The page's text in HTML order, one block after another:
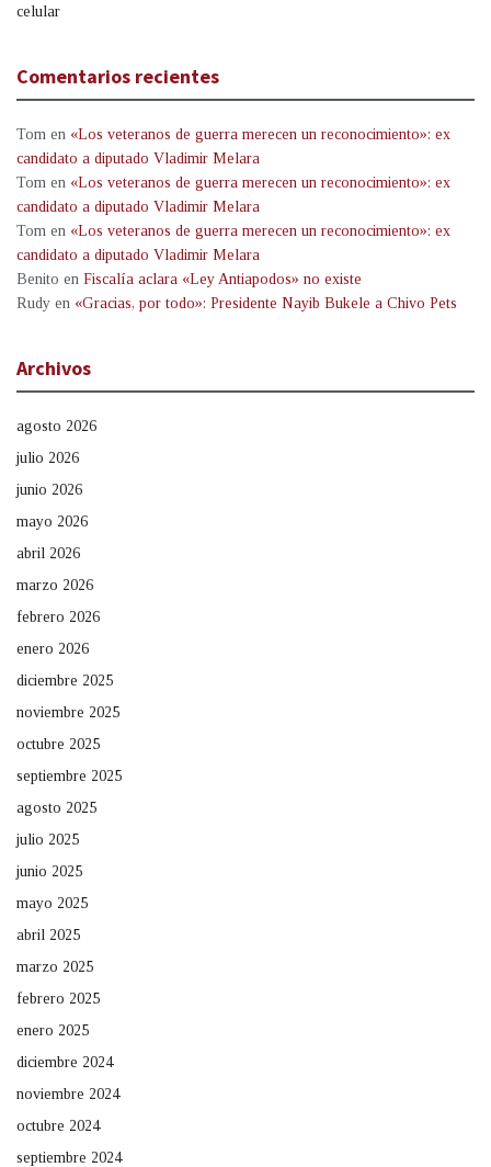
celular
Comentarios recientes
Tom en «Los veteranos de guerra merecen un reconocimiento»: ex
candidato a diputado Vladimir Melara
Tom en «Los veteranos de guerra merecen un reconocimiento»: ex
candidato a diputado Vladimir Melara
Tom en «Los veteranos de guerra merecen un reconocimiento»: ex
candidato a diputado Vladimir Melara
Benito en Fiscalía aclara «Ley Antiapodos» no existe
Rudy en «Gracias, por todo»: Presidente Nayib Bukele a Chivo Pets
Archivos
agosto 2026
julio 2026
junio 2026
mayo 2026
abril 2026
marzo 2026
febrero 2026
enero 2026
diciembre 2025
noviembre 2025
octubre 2025
septiembre 2025
agosto 2025
julio 2025
junio 2025
mayo 2025
abril 2025
marzo 2025
febrero 2025
enero 2025
diciembre 2024
noviembre 2024
octubre 2024
septiembre 2024